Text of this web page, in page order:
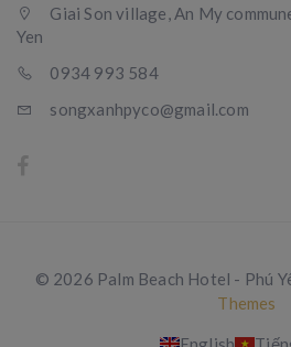
Giai Son village, An My
Yen
0934 993 584
songxanhpyco@gmail.com
© 2026 Palm Beach Hotel - Phú
Themes